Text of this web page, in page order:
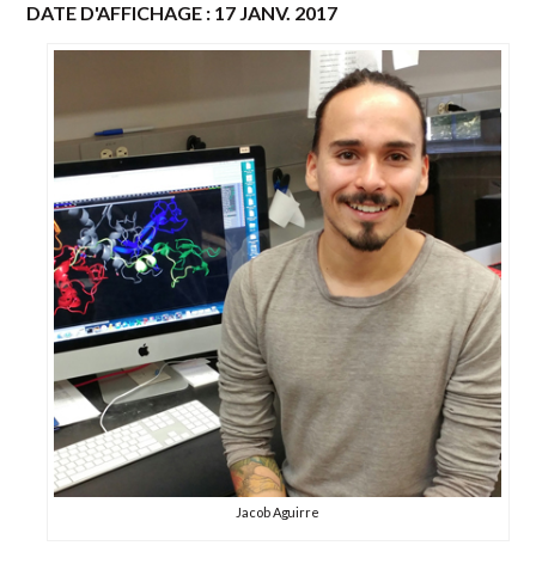
DATE D'AFFICHAGE : 17 JANV. 2017
Jacob Aguirre